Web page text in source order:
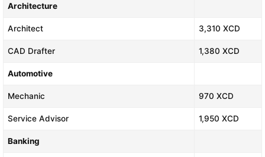
Architecture
Architect 3,310 XCD
CAD Drafter 1,380 XCD
Automotive
Mechanic 970 XCD
Service Advisor 1,950 XCD
Banking